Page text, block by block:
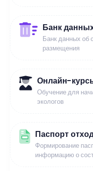
Банк
Банк данных об
размещения
Онлайн-
Обучение для
экологов
Паспорт
Формирование
информацию о